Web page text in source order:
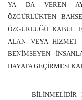
YA DA VEREN
ÖZGÜRLÜKTEN
ÖZGÜRLÜĞÜ KABUL
ALAN VEYA HİZMET
BENİMSEYEN
HAYATA GEÇİRMESİ
BİLİNMELİDİR